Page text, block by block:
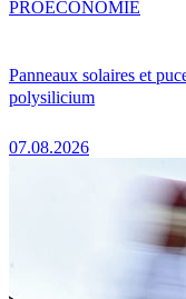
Panneaux solaires et
polysilicium
07.08.2026
PROÉCONOMIE